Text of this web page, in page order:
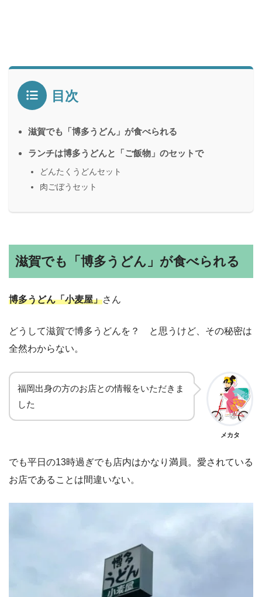
目次
滋賀でも「博多うどん」が食べられる
ランチは博多うどんと「ご飯物」のセットで
どんたくうどんセット
肉ごぼうセット
滋賀でも「博多うどん」が食べられる
博多うどん「小麦屋」さん
どうして滋賀で博多うどんを？ と思うけど、その秘密は
全然わからない。
福岡出身の方のお店との情報をいただきま
した
メカタ
でも平日の13時過ぎでも店内はかなり満員。愛されている
お店であることは間違いない。